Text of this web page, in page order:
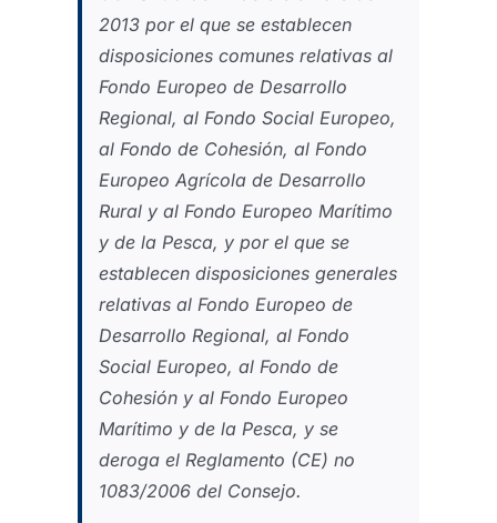
2013 por el que se establecen
disposiciones comunes relativas al
Fondo Europeo de Desarrollo
Regional, al Fondo Social Europeo,
al Fondo de Cohesión, al Fondo
Europeo Agrícola de Desarrollo
Rural y al Fondo Europeo Marítimo
y de la Pesca, y por el que se
establecen disposiciones generales
relativas al Fondo Europeo de
Desarrollo Regional, al Fondo
Social Europeo, al Fondo de
Cohesión y al Fondo Europeo
Marítimo y de la Pesca, y se
deroga el Reglamento (CE) no
1083/2006 del Consejo.